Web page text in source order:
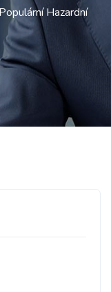
Hazardní